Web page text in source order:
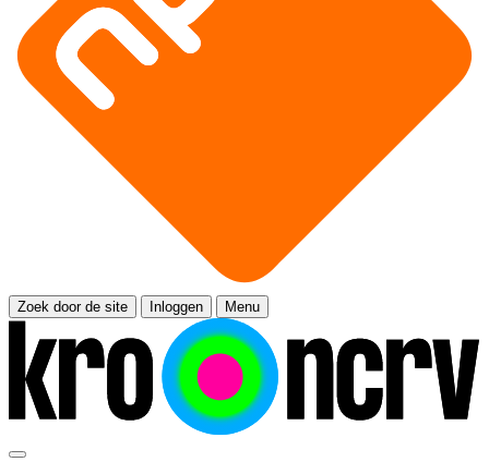
Zoek door de site Inloggen Menu